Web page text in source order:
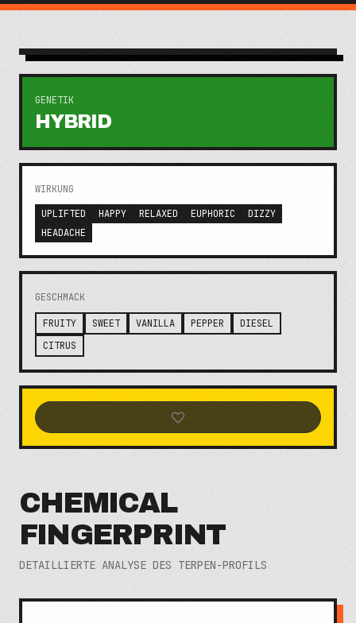
GENETIK
HYBRID
WIRKUNG
UPLIFTED
HAPPY RELAXED EUPHORIC
DIZZY
HEADACHE
GESCHMACK
FRUITY SWEET VANILLA PEPPER
DIESEL
CITRUS
CHEMICAL
FINGERPRINT
DETAILLIERTE ANALYSE DES TERPEN-PROFILS